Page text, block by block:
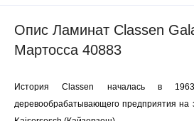
Опис Ламинат Classen
Мартосса 40883
История Classen началась в
деревообрабатывающего предприятия на